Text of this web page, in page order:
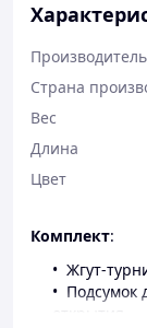
Производитель
Страна
Вес
Длина
Цвет
Комплект:
Жгут-
Подсумок